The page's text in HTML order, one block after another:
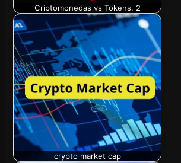
Criptomonedas vs Tokens, 2
crypto market cap